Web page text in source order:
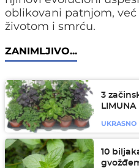
oblikovani patnjom,
životom i smrću.
ZANIMLJIVO...
3
10